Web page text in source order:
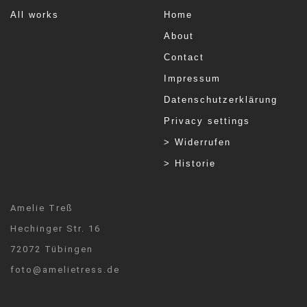
All works Home
About
Contact
Impressum
Datenschutzerklärung
Privacy settings
> Widerrufen
> Historie
Amelie Treß
Hechinger Str. 16
72072 Tübingen
foto@amelietress.de